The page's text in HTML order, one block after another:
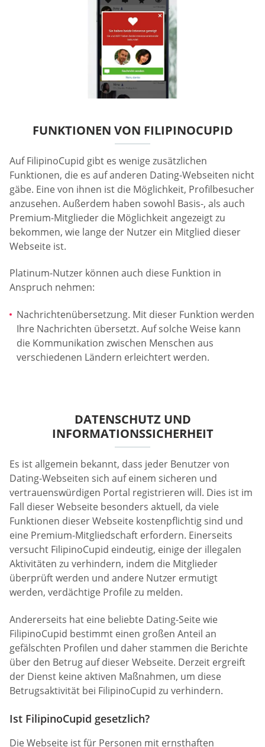
FUNKTIONEN VON FILIPINOCUPID
Auf FilipinoCupid gibt es wenige zusätzlichen
Funktionen, die es auf anderen Dating-Webseiten nicht
gäbe. Eine von ihnen ist die Möglichkeit, Profilbesucher
anzusehen. Außerdem haben sowohl Basis-, als auch
Premium-Mitglieder die Möglichkeit angezeigt zu
bekommen, wie lange der Nutzer ein Mitglied dieser
Webseite ist.
Platinum-Nutzer können auch diese Funktion in
Anspruch nehmen:
Nachrichtenübersetzung. Mit dieser Funktion werden
Ihre Nachrichten übersetzt. Auf solche Weise kann
die Kommunikation zwischen Menschen aus
verschiedenen Ländern erleichtert werden.
DATENSCHUTZ UND
INFORMATIONSSICHERHEIT
Es ist allgemein bekannt, dass jeder Benutzer von
Dating-Webseiten sich auf einem sicheren und
vertrauenswürdigen Portal registrieren will. Dies ist im
Fall dieser Webseite besonders aktuell, da viele
Funktionen dieser Webseite kostenpflichtig sind und
eine Premium-Mitgliedschaft erfordern. Einerseits
versucht FilipinoCupid eindeutig, einige der illegalen
Aktivitäten zu verhindern, indem die Mitglieder
überprüft werden und andere Nutzer ermutigt
werden, verdächtige Profile zu melden.
Andererseits hat eine beliebte Dating-Seite wie
FilipinoCupid bestimmt einen großen Anteil an
gefälschten Profilen und daher stammen die Berichte
über den Betrug auf dieser Webseite. Derzeit ergreift
der Dienst keine aktiven Maßnahmen, um diese
Betrugsaktivität bei FilipinoCupid zu verhindern.
Ist FilipinoCupid gesetzlich?
Die Webseite ist für Personen mit ernsthaften